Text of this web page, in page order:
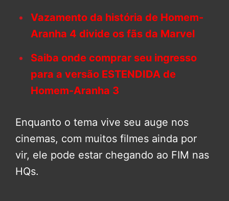
Vazamento da história de Homem-
Aranha 4 divide os fãs da Marvel
Saiba onde comprar seu ingresso
para a versão ESTENDIDA de
Homem-Aranha 3
Enquanto o tema vive seu auge nos
cinemas, com muitos filmes ainda por
vir, ele pode estar chegando ao FIM nas
HQs.